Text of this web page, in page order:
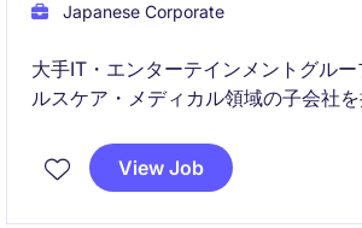
Japanese Corporate
大手IT・エンターテインメントグル
ルスケア・メディカル領域の子会社
きます。事業部門と密接に連携しなが
ネスモデルの会計スキーム構築や業務
View Job